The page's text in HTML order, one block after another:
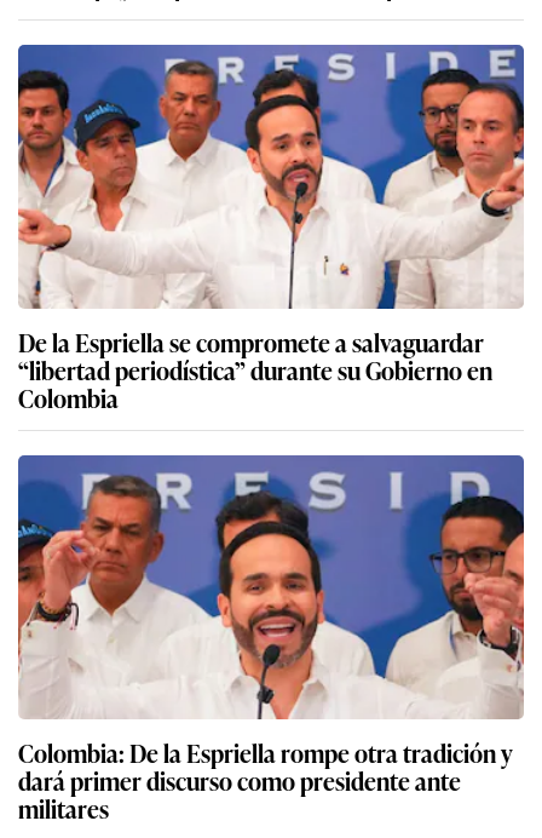
De la Espriella se compromete a salvaguardar
“libertad periodística” durante su Gobierno en
Colombia
Colombia: De la Espriella rompe otra tradición y
dará primer discurso como presidente ante
militares